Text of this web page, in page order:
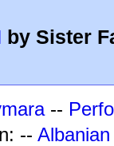
by Sister
--
-- Albanian